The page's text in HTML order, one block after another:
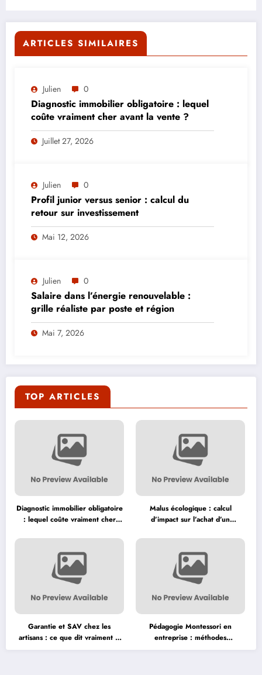
ARTICLES SIMILAIRES
Julien 0
Diagnostic immobilier obligatoire : lequel
coûte vraiment cher avant la vente ?
Juillet 27, 2026
Julien 0
Profil junior versus senior : calcul du
retour sur investissement
Mai 12, 2026
Julien 0
Salaire dans l’énergie renouvelable :
grille réaliste par poste et région
Mai 7, 2026
TOP ARTICLES
Diagnostic immobilier obligatoire
: lequel coûte vraiment cher
Malus écologique : calcul
d’impact sur l’achat d’un
Garantie et SAV chez les
artisans : ce que dit vraiment la
loi
Pédagogie Montessori en
entreprise : méthodes
d’apprentissage adaptées aux